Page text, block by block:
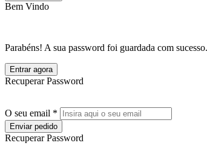
Bem Vindo
Parabéns! A sua password foi guardada com
Entrar agora
Recuperar Password
O seu email *
Enviar pedido
Recuperar Password